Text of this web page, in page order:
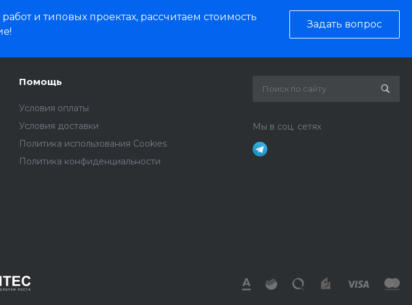
и типовых проектах, рассчитаем стоимость
Задать вопрос
Помощь
Условия оплаты
Условия доставки
Политика использования Cookies
Политика конфиденциальности
Мы в соц. сетях